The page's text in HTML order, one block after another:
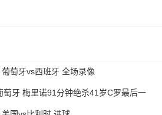
萄牙vs西班牙 全场录像
牙 梅里诺91分钟绝杀41岁C罗最后一